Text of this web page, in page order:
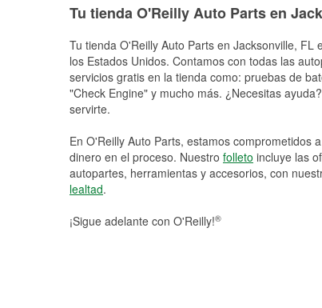
Tu tienda O'Reilly Auto Parts en
Tu tienda O'Reilly Auto Parts en Jacksonville, FL
los Estados Unidos. Contamos con todas las
servicios gratis en la tienda como: pruebas de
"Check Engine" y mucho más. ¿Necesitas
servirte.
En O'Reilly Auto Parts, estamos
dinero en el proceso. Nuestro folleto incluye las
autopartes, herramientas y accesorios, con
lealtad.
¡Sigue adelante con O'Reilly!®